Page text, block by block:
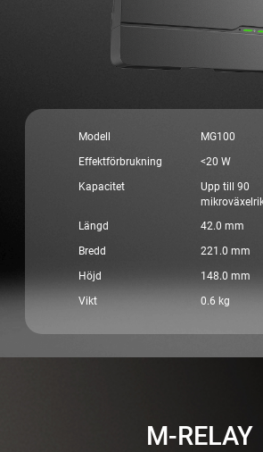
Kontakta oss
Modell
MG100
Effektförbrukning
<20 W
Kapacitet
Upp till 90
Längd
42.0 mm
Bredd
221.0 mm
Höjd
148.0 mm
Vikt
0.6 kg
M-RELAY